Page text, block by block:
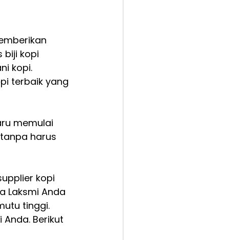
biji kopi
kopi.
terbaik yang
memulai
harus
kopi
Laksmi Anda
tinggi.
Berikut